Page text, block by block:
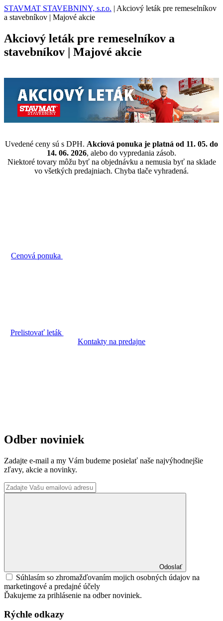
STAVMAT STAVEBNINY, s.r.o. | Akciový leták pre remeselníkov
a stavebníkov | Majové akcie
Akciový leták pre remeselníkov a
stavebníkov | Majové akcie
Uvedené ceny sú s DPH. Akciová ponuka je platná od 11. 05. do
14. 06. 2026, alebo do vypredania zásob.
Niektoré tovary môžu byť na objednávku a nemusia byť na sklade
vo všetkých predajniach. Chyba tlače vyhradená.
Cenová ponuka
Prelistovať leták
Kontakty na predajne
Odber noviniek
Zadajte e-mail a my Vám budeme posielať naše najvýhodnejšie
zľavy, akcie a novinky.
Odoslať
Súhlasím so zhromažďovaním mojich osobných údajov na
marketingové a predajné účely
Ďakujeme za prihlásenie na odber noviniek.
Rýchle odkazy